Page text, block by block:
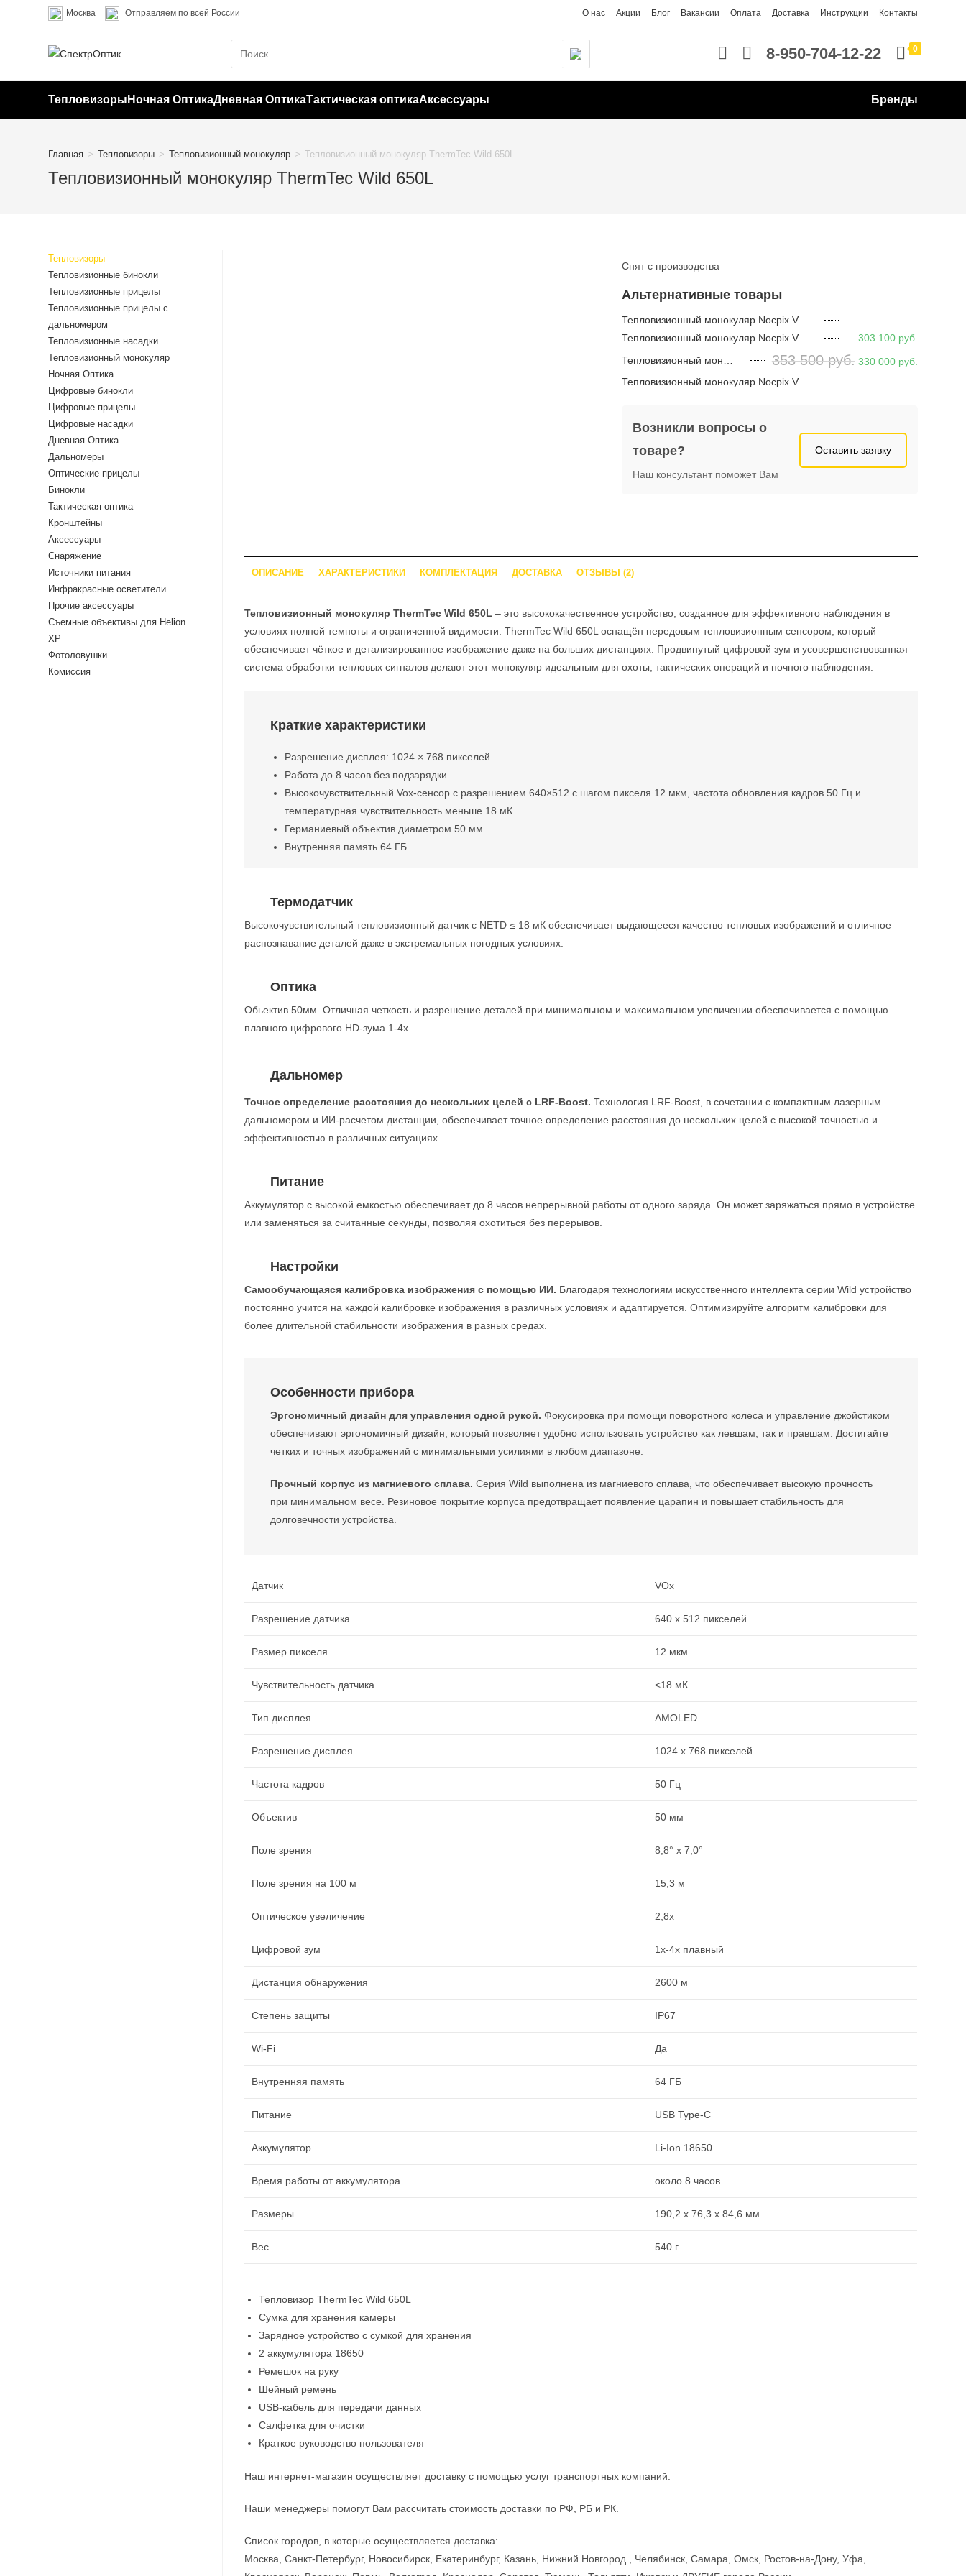
содержимому
Москва Отправляем по всей России О нас Акции Блог Вакансии Оплата Доставка Инструкции Контакты
8-950-704-12-22 0
Тепловизоры Ночная ОптикаДневная ОптикаТактическая оптикаАксессуары Бренды
Главная > Тепловизоры > Тепловизионный монокуляр > Тепловизионный монокуляр ThermTec Wild 650L
Тепловизионный монокуляр ThermTec Wild 650L
Снят с производства
Альтернативные товары
Тепловизионный монокуляр Nocpix Vista H35
Тепловизионный монокуляр Nocpix Vista H35R
303 100 руб.
353 500руб. 330 000 руб.
Тепловизионный монокуляр Nocpix Vista H50
Возникли вопросы о
товаре?
Наш консультант поможет Вам
Оставить заявку
ОПИСАНИЕ ХАРАКТЕРИСТИКИ КОМПЛЕКТАЦИЯ ДОСТАВКА ОТЗЫВЫ (2)
Тепловизионный монокуляр ThermTec Wild 650L – это высококачественное устройство, созданное для эффективного наблюдения в
условиях полной темноты и ограниченной видимости. ThermTec Wild 650L оснащён передовым тепловизионным сенсором, который
обеспечивает чёткое и детализированное изображение даже на больших дистанциях. Продвинутый цифровой зум и усовершенствованная
система обработки тепловых сигналов делают этот монокуляр идеальным для охоты, тактических операций и ночного наблюдения.
Краткие характеристики
Разрешение дисплея: 1024 × 768 пикселей
Работа до 8 часов без подзарядки
Высокочувствительный Vox-сенсор с разрешением 640×512 с шагом пикселя 12 мкм, частота обновления кадров 50 Гц и
температурная чувствительность меньше 18 мК
Германиевый объектив диаметром 50 мм
Внутренняя память 64 ГБ
Термодатчик
Высокочувствительный тепловизионный датчик с NETD ≤ 18 мК обеспечивает выдающееся качество тепловых изображений и отличное
распознавание деталей даже в экстремальных погодных условиях.
Оптика
Обьектив 50мм. Отличная четкость и разрешение деталей при минимальном и максимальном увеличении обеспечивается с помощью
плавного цифрового HD-зума 1-4x.
Дальномер
Точное определение расстояния до нескольких целей с LRF-Boost. Технология LRF-Boost, в сочетании с компактным лазерным
дальномером и ИИ-расчетом дистанции, обеспечивает точное определение расстояния до нескольких целей с высокой точностью и
эффективностью в различных ситуациях.
Питание
Аккумулятор с высокой емкостью обеспечивает до 8 часов непрерывной работы от одного заряда. Он может заряжаться прямо в устройстве
или заменяться за считанные секунды, позволяя охотиться без перерывов.
Настройки
Самообучающаяся калибровка изображения с помощью ИИ. Благодаря технологиям искусственного интеллекта серии Wild устройство
постоянно учится на каждой калибровке изображения в различных условиях и адаптируется. Оптимизируйте алгоритм калибровки для
более длительной стабильности изображения в разных средах.
Особенности прибора
Эргономичный дизайн для управления одной рукой. Фокусировка при помощи поворотного колеса и управление джойстиком
обеспечивают эргономичный дизайн, который позволяет удобно использовать устройство как левшам, так и правшам. Достигайте
четких и точных изображений с минимальными усилиями в любом диапазоне.
Прочный корпус из магниевого сплава. Серия Wild выполнена из магниевого сплава, что обеспечивает высокую прочность
при минимальном весе. Резиновое покрытие корпуса предотвращает появление царапин и повышает стабильность для
долговечности устройства.
Датчик VOx
Разрешение датчика 640 x 512 пикселей
Размер пикселя 12 мкм
Чувствительность датчика <18 мК
Тип дисплея AMOLED
Разрешение дисплея 1024 x 768 пикселей
Частота кадров 50 Гц
Объектив 50 мм
Поле зрения 8,8° x 7,0°
Поле зрения на 100 м 15,3 м
Оптическое увеличение 2,8x
Цифровой зум 1x-4x плавный
Дистанция обнаружения 2600 м
Степень защиты IP67
Wi-Fi Да
Внутренняя память 64 ГБ
Питание USB Type-C
Аккумулятор Li-Ion 18650
Время работы от аккумулятора около 8 часов
Размеры 190,2 x 76,3 x 84,6 мм
Вес 540 г
Тепловизор ThermTec Wild 650L
Сумка для хранения камеры
Зарядное устройство с сумкой для хранения
2 аккумулятора 18650
Ремешок на руку
Шейный ремень
USB-кабель для передачи данных
Салфетка для очистки
Краткое руководство пользователя
Наш интернет-магазин осуществляет доставку с помощью услуг транспортных компаний.
Наши менеджеры помогут Вам рассчитать стоимость доставки по РФ, РБ и РК.
Список городов, в которые осуществляется доставка:
Москва, Санкт-Петербург, Новосибирск, Екатеринбург, Казань, Нижний Новгород , Челябинск, Самара, Омск, Ростов-на-Дону, Уфа,
Тепловизоры
Тепловизионные бинокли
Тепловизионные прицелы
Тепловизионные прицелы с
дальномером
Тепловизионные насадки
Тепловизионный монокуляр
Ночная Оптика
Цифровые бинокли
Цифровые прицелы
Цифровые насадки
Дневная Оптика
Дальномеры
Оптические прицелы
Бинокли
Тактическая оптика
Кронштейны
Аксессуары
Снаряжение
Источники питания
Инфракрасные осветители
Прочие аксессуары
Съемные объективы для Helion
XP
Фотоловушки
Комиссия